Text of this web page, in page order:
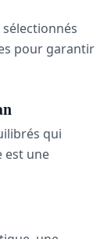
pour garantir
qui
est une